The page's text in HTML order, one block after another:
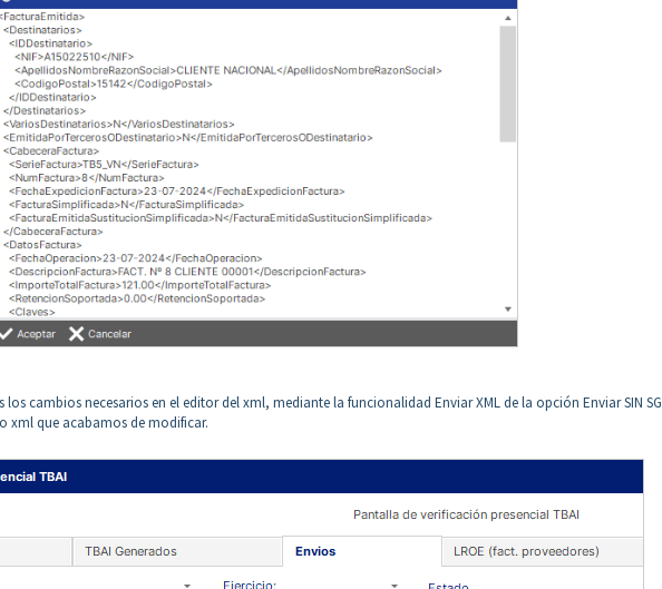
los cambios necesarios en el editor del xml, mediante la funcionalidad Enviar XML de la opción Enviar SIN
xml que acabamos de modificar.